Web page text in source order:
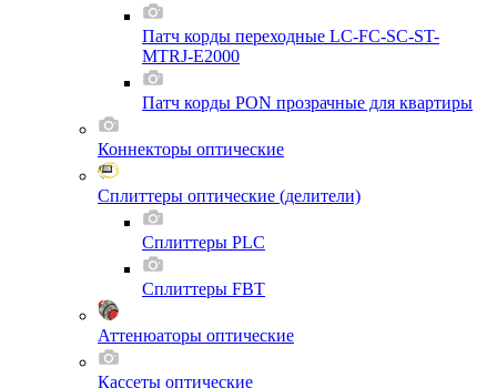
Патч корды переходные LC-FC-SC-ST-
MTRJ-E2000
Патч корды PON прозрачные для квартиры
Коннекторы оптические
Сплиттеры оптические (делители)
Сплиттеры PLC
Сплиттеры FBT
Аттенюаторы оптические
Кассеты оптические